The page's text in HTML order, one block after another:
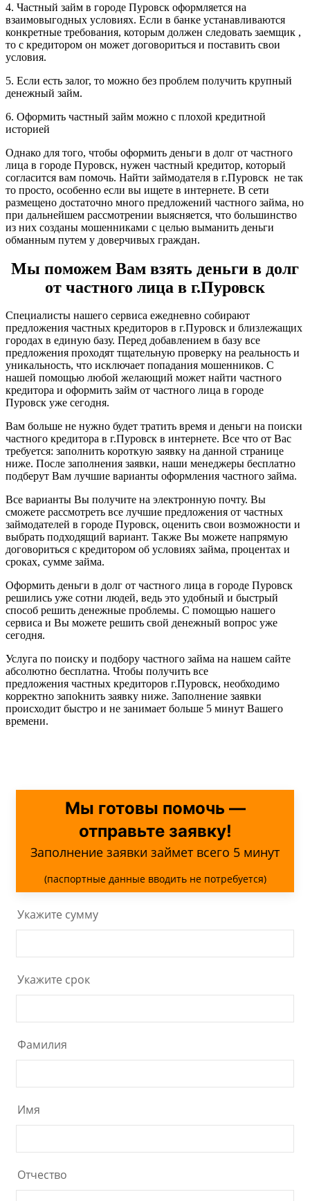
4. Частный займ в городе Пуровск оформляется на
взаимовыгодных условиях. Если в банке устанавливаются
конкретные требования, которым должен следовать заемщик ,
то с кредитором он может договориться и поставить свои
условия.
5. Если есть залог, то можно без проблем получить крупный
денежный займ.
6. Оформить частный займ можно с плохой кредитной
историей
Однако для того, чтобы оформить деньги в долг от частного
лица в городе Пуровск, нужен частный кредитор, который
согласится вам помочь. Найти займодателя в г.Пуровск не так
то просто, особенно если вы ищете в интернете. В сети
размещено достаточно много предложений частного займа, но
при дальнейшем рассмотрении выясняется, что большинство
из них созданы мошенниками с целью выманить деньги
обманным путем у доверчивых граждан.
Мы поможем Вам взять деньги в долг
от частного лица в г.Пуровск
Специалисты нашего сервиса ежедневно собирают
предложения частных кредиторов в г.Пуровск и близлежащих
городах в единую базу. Перед добавлением в базу все
предложения проходят тщательную проверку на реальность и
уникальность, что исключает попадания мошенников. С
нашей помощью любой желающий может найти частного
кредитора и оформить займ от частного лица в городе
Пуровск уже сегодня.
Вам больше не нужно будет тратить время и деньги на поиски
частного кредитора в г.Пуровск в интернете. Все что от Вас
требуется: заполнить короткую заявку на данной странице
ниже. После заполнения заявки, наши менеджеры бесплатно
подберут Вам лучшие варианты оформления частного займа.
Все варианты Вы получите на электронную почту. Вы
сможете рассмотреть все лучшие предложения от частных
займодателей в городе Пуровск, оценить свои возможности и
выбрать подходящий вариант. Также Вы можете напрямую
договориться с кредитором об условиях займа, процентах и
сроках, сумме займа.
Оформить деньги в долг от частного лица в городе Пуровск
решились уже сотни людей, ведь это удобный и быстрый
способ решить денежные проблемы. С помощью нашего
сервиса и Вы можете решить свой денежный вопрос уже
сегодня.
Услуга по поиску и подбору частного займа на нашем сайте
абсолютно бесплатна. Чтобы получить все
предложения частных кредиторов г.Пуровск, необходимо
корректно запоkнить заявку ниже. Заполнение заявки
происходит быстро и не занимает больше 5 минут Вашего
времени.